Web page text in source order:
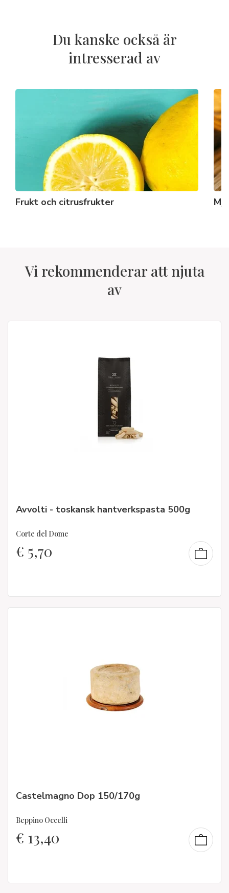
Du kanske också är
intresserad av
Frukt och citrusfrukter
Vi rekommenderar att njuta
av
Avvolti - toskansk hantverkspasta 500g
Corte del Dome
€ 5,70
Castelmagno Dop 150/170g
Beppino Occelli
€ 13,40